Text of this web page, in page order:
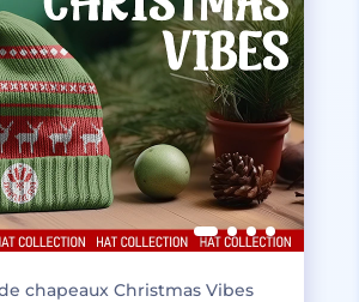
chapeaux Christmas Vibes